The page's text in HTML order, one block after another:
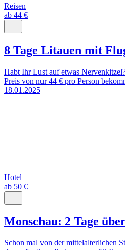
Reisen
ab 44 €
8 Tage Litauen mit
Habt Ihr Lust auf etwas
Preis von nur 44 € pro Person
18.01.2025
Hotel
ab 50 €
Monschau: 2 Tage
Schon mal von der mittelalterlichen